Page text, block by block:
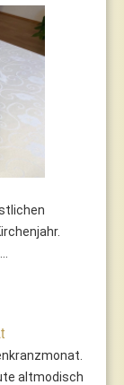
altmodisch